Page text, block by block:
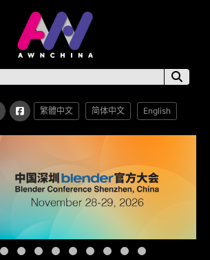
繁體中文 简体中文 English